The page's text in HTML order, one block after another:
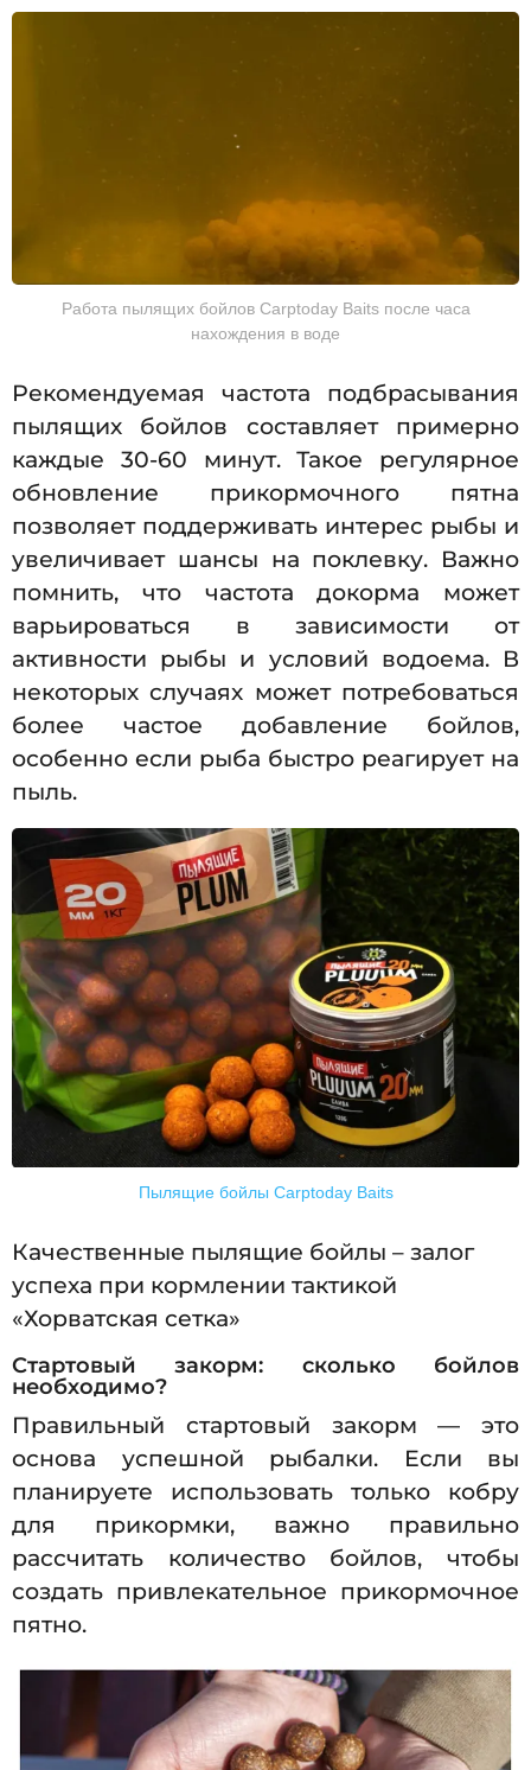
Работа пылящих бойлов Carptoday Baits после часа
нахождения в воде
Рекомендуемая частота подбрасывания
пылящих бойлов составляет примерно
каждые 30-60 минут. Такое регулярное
обновление прикормочного пятна
позволяет поддерживать интерес рыбы и
увеличивает шансы на поклевку. Важно
помнить, что частота докорма может
варьироваться в зависимости от
активности рыбы и условий водоема. В
некоторых случаях может потребоваться
более частое добавление бойлов,
особенно если рыба быстро реагирует на
пыль.
Пылящие бойлы Carptoday Baits
Качественные пылящие бойлы – залог
успеха при кормлении тактикой
«Хорватская сетка»
Стартовый закорм: сколько бойлов
необходимо?
Правильный стартовый закорм — это
основа успешной рыбалки. Если вы
планируете использовать только кобру
для прикормки, важно правильно
рассчитать количество бойлов, чтобы
создать привлекательное прикормочное
пятно.